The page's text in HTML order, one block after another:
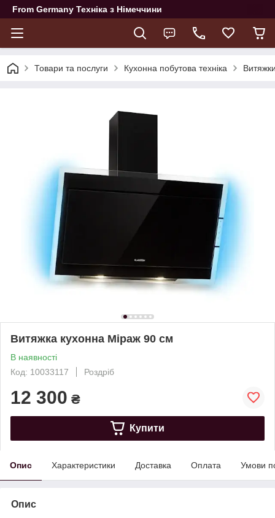
From Germany Техніка з Німеччини
Товари та послуги Кухонна побутова техніка
Витяжка кухонна Міраж 90 см
В наявності
Код: 10033117
Роздріб
12 300 ₴
Купити
Опис Характеристики Доставка Оплата Умови
Опис